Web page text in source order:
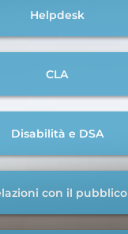
Helpdesk
CLA
Disabilità e DSA
con il pubblico